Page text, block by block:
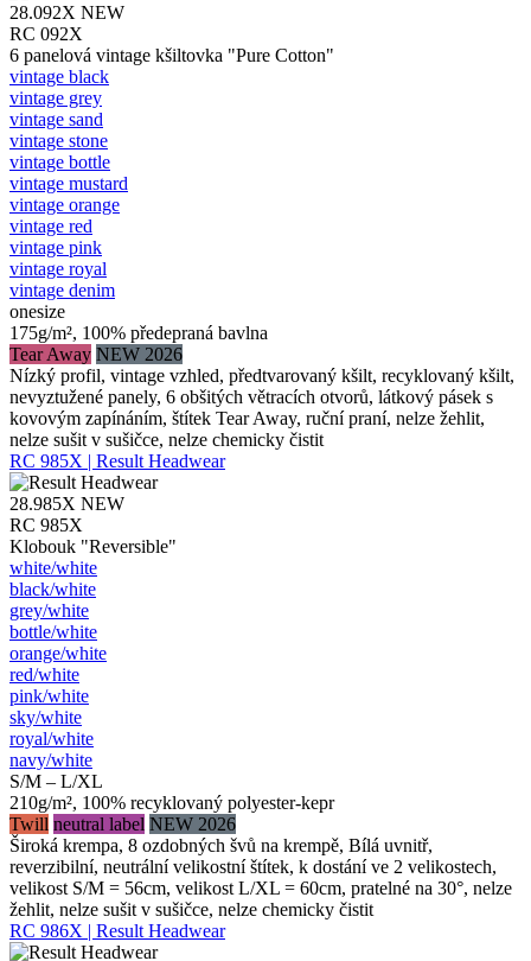
28.092X NEW
RC 092X
6 panelová vintage kšiltovka "Pure Cotton"
vintage black
vintage grey
vintage sand
vintage stone
vintage bottle
vintage mustard
vintage orange
vintage red
vintage pink
vintage royal
vintage denim
onesize
175g/m², 100% předepraná bavlna
Tear Away NEW 2026
Nízký profil, vintage vzhled, předtvarovaný kšilt, recyklovaný kšilt,
nevyztužené panely, 6 obšitých větracích otvorů, látkový pásek s
kovovým zapínáním, štítek Tear Away, ruční praní, nelze žehlit,
nelze sušit v sušičce, nelze chemicky čistit
RC 985X | Result Headwear
28.985X NEW
RC 985X
Klobouk "Reversible"
white/​white
black/​white
grey/​white
bottle/​white
orange/​white
red/​white
pink/​white
sky/​white
royal/​white
navy/​white
S/M – L/XL
210g/m², 100% recyklovaný polyester-kepr
Twill neutral label NEW 2026
Široká krempa, 8 ozdobných švů na krempě, Bílá uvnitř,
reverzibilní, neutrální velikostní štítek, k dostání ve 2 velikostech,
velikost S/M = 56cm, velikost L/XL = 60cm, pratelné na 30°, nelze
žehlit, nelze sušit v sušičce, nelze chemicky čistit
RC 986X | Result Headwear